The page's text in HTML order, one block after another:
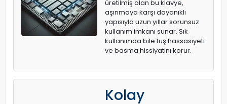
üretilmiş olan bu klavye,
aşınmaya karşı dayanıklı
yapısıyla uzun yıllar sorunsuz
kullanım imkanı sunar. Sık
kullanımda bile tuş hassasiyeti
ve basma hissiyatını korur.
Kolay